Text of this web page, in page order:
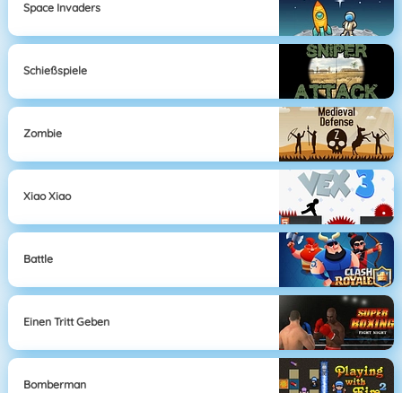
Space Invaders
Schießspiele
Zombie
Xiao Xiao
Battle
Einen Tritt Geben
Bomberman